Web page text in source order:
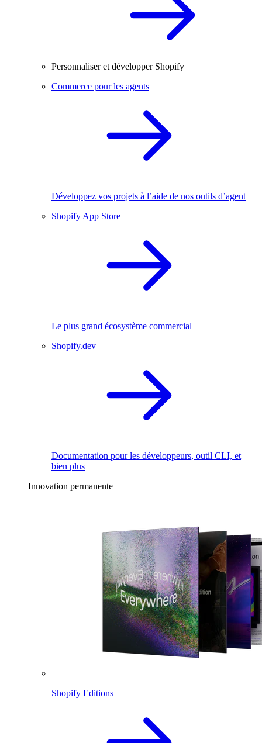
Personnaliser et développer Shopify
Commerce pour les agents
Développez vos projets à l’aide de nos outils d’agent
Shopify App Store
Le plus grand écosystème commercial
Shopify.dev
Documentation pour les développeurs, outil CLI, et
bien plus
Innovation permanente
Shopify Editions